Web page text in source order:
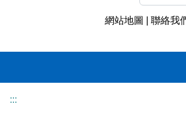
網站地圖 |聯絡我
:::